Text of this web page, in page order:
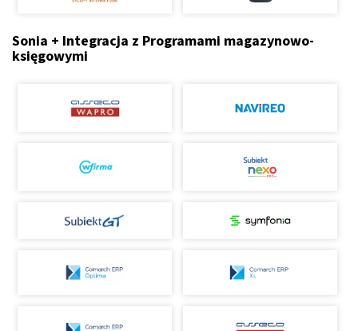
Sonia + Integracja z Programami magazynowo-
księgowymi